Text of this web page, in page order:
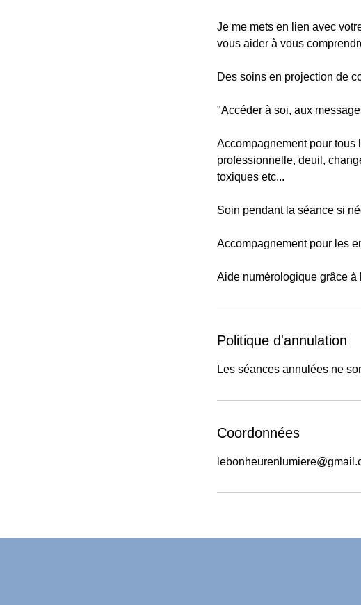
Je me mets en lien avec
vous aider à vous
Des soins en projection de
​"Accéder à soi, aux
Accompagnement pour tous
professionnelle, deuil,
toxiques etc...
Soin pendant la séance si
Accompagnement pour les
Aide numérologique grâce à
Politique d'annulation
Les séances annulées ne
Coordonnées